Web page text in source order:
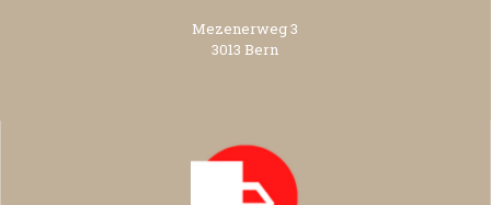
Mezenerweg 3
3013 Bern